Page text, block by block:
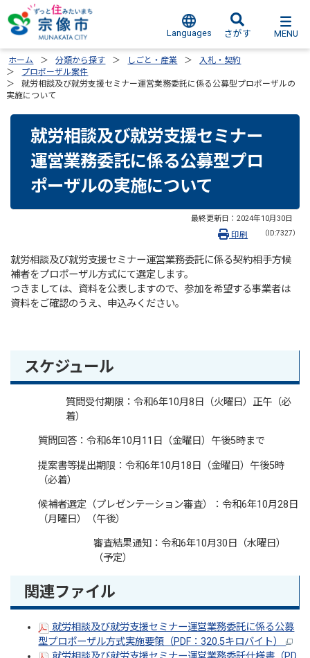
Languages さがす MENU
ホーム 分類から探す しごと・産業
入札・契約
プロポーザル案件
就労相談及び就労支援セミナー運営業務委託に係る公募型プロポーザルの
実施について
就労相談及び就労支援セミナー
運営業務委託に係る公募型プロ
ポーザルの実施について
最終更新日： 2024年10月30日
（ID:7327）
印刷
就労相談及び就労支援セミナー運営業務委託に係る契約相手方候
補者をプロポーザル方式にて選定します。
つきましては、資料を公表しますので、参加を希望する事業者は
資料をご確認のうえ、申込みください。
スケジュール
質問受付期限：令和6年10月8日（火曜日）正午（必
着）
質問回答：令和6年10月11日（金曜日）午後5時まで
提案書等提出期限：令和6年10月18日（金曜日）午後5時
（必着）
候補者選定（プレゼンテーション審査）：令和6年10月28日
（月曜日）（午後）
審査結果通知：令和6年10月30日（水曜日）
（予定）
関連ファイル
就労相談及び就労支援セミナー運営業務委託に係る公募
型プロポーザル方式実施要領（PDF：320.5キロバイト）